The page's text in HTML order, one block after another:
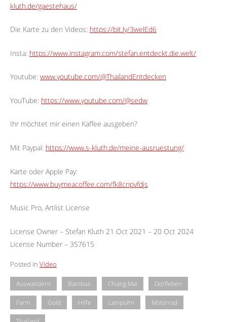
kluth.de/gaestehaus/
Die Karte zu den Videos: https://bit.ly/3welEd6
Insta: https://www.instagram.com/stefan.entdeckt.die.welt/
Youtube: www.youtube.com/@ThailandEntdecken
YouTube: https://www.youtube.com/@sedw
Ihr möchtet mir einen Kaffee ausgeben?
Mit Paypal: https://www.s-kluth.de/meine-ausruestung/
Karte oder Apple Pay:
https://www.buymeacoffee.com/fk8cnpvfdjs
Music Pro, Artlist License
License Owner – Stefan Kluth 21 Oct 2021 – 20 Oct 2024
License Number – 357615
Posted in Video
Auswandern Bambus Chiang Mai Dorfleben
Farm Gold Hilfe Lampuhn Motorrad